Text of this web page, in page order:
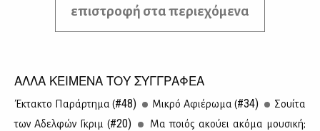
επιστροφή στα περιεχόμενα
ΑΛΛΑ ΚΕΙΜΕΝΑ ΤΟΥ ΣΥΓΓΡΑΦΕΑ
Έκτα­κτο Πα­ράρ­τη­μα (#48) Μι­κρό Αφιέ­ρω­μα (#34)
Σουί­τα
των Αδελ­φών Γκριμ (#20)
Μα ποιός ακού­ει ακό­μα μου­σι­κή;